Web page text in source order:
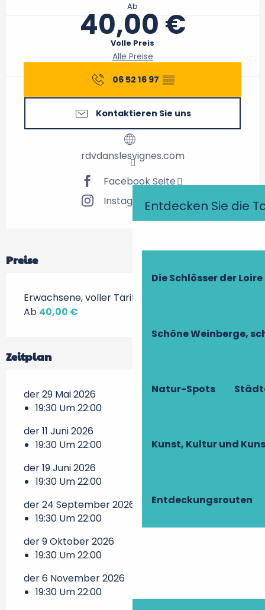
Entdecken Sie die
Die Schlösser der Loire
Schöne Weinberge,
Natur-Spots
Kunst, Kultur und
Entdeckungsrouten
Ab
40,00 €
Volle Preis
Alle Preise
06 52 16 97 ▒▒
Kontaktieren Sie uns
rdvdanslesvignes.com
Facebook Seite
Instagram Seite
Preise
Erwachsene, voller Tarif
Ab 40,00 €
Zeitplan
der 29 Mai 2026
19:30 Um 22:00
der 11 Juni 2026
19:30 Um 22:00
der 19 Juni 2026
19:30 Um 22:00
der 24 September 2026
19:30 Um 22:00
der 9 Oktober 2026
19:30 Um 22:00
der 6 November 2026
19:30 Um 22:00